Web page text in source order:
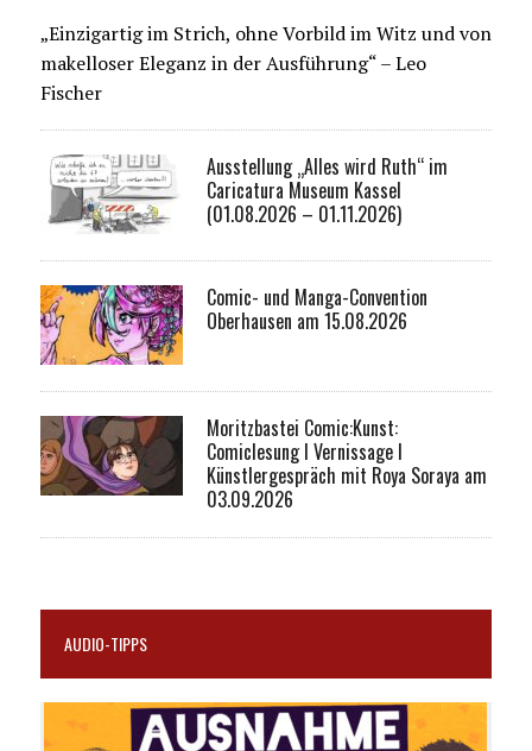
„Einzigartig im Strich, ohne Vorbild im Witz und von
makelloser Eleganz in der Ausführung“ – Leo
Fischer
Ausstellung „Alles wird Ruth“ im
Caricatura Museum Kassel
(01.08.2026 – 01.11.2026)
Comic- und Manga-Convention
Oberhausen am 15.08.2026
Moritzbastei Comic:Kunst:
Comiclesung I Vernissage I
Künstlergespräch mit Roya Soraya am
03.09.2026
AUDIO-TIPPS